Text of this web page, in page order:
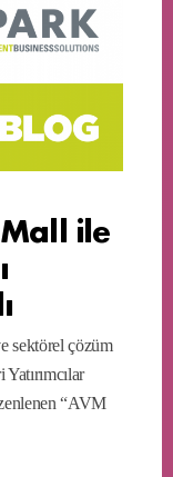
ile
sektörel çözüm
“AVM